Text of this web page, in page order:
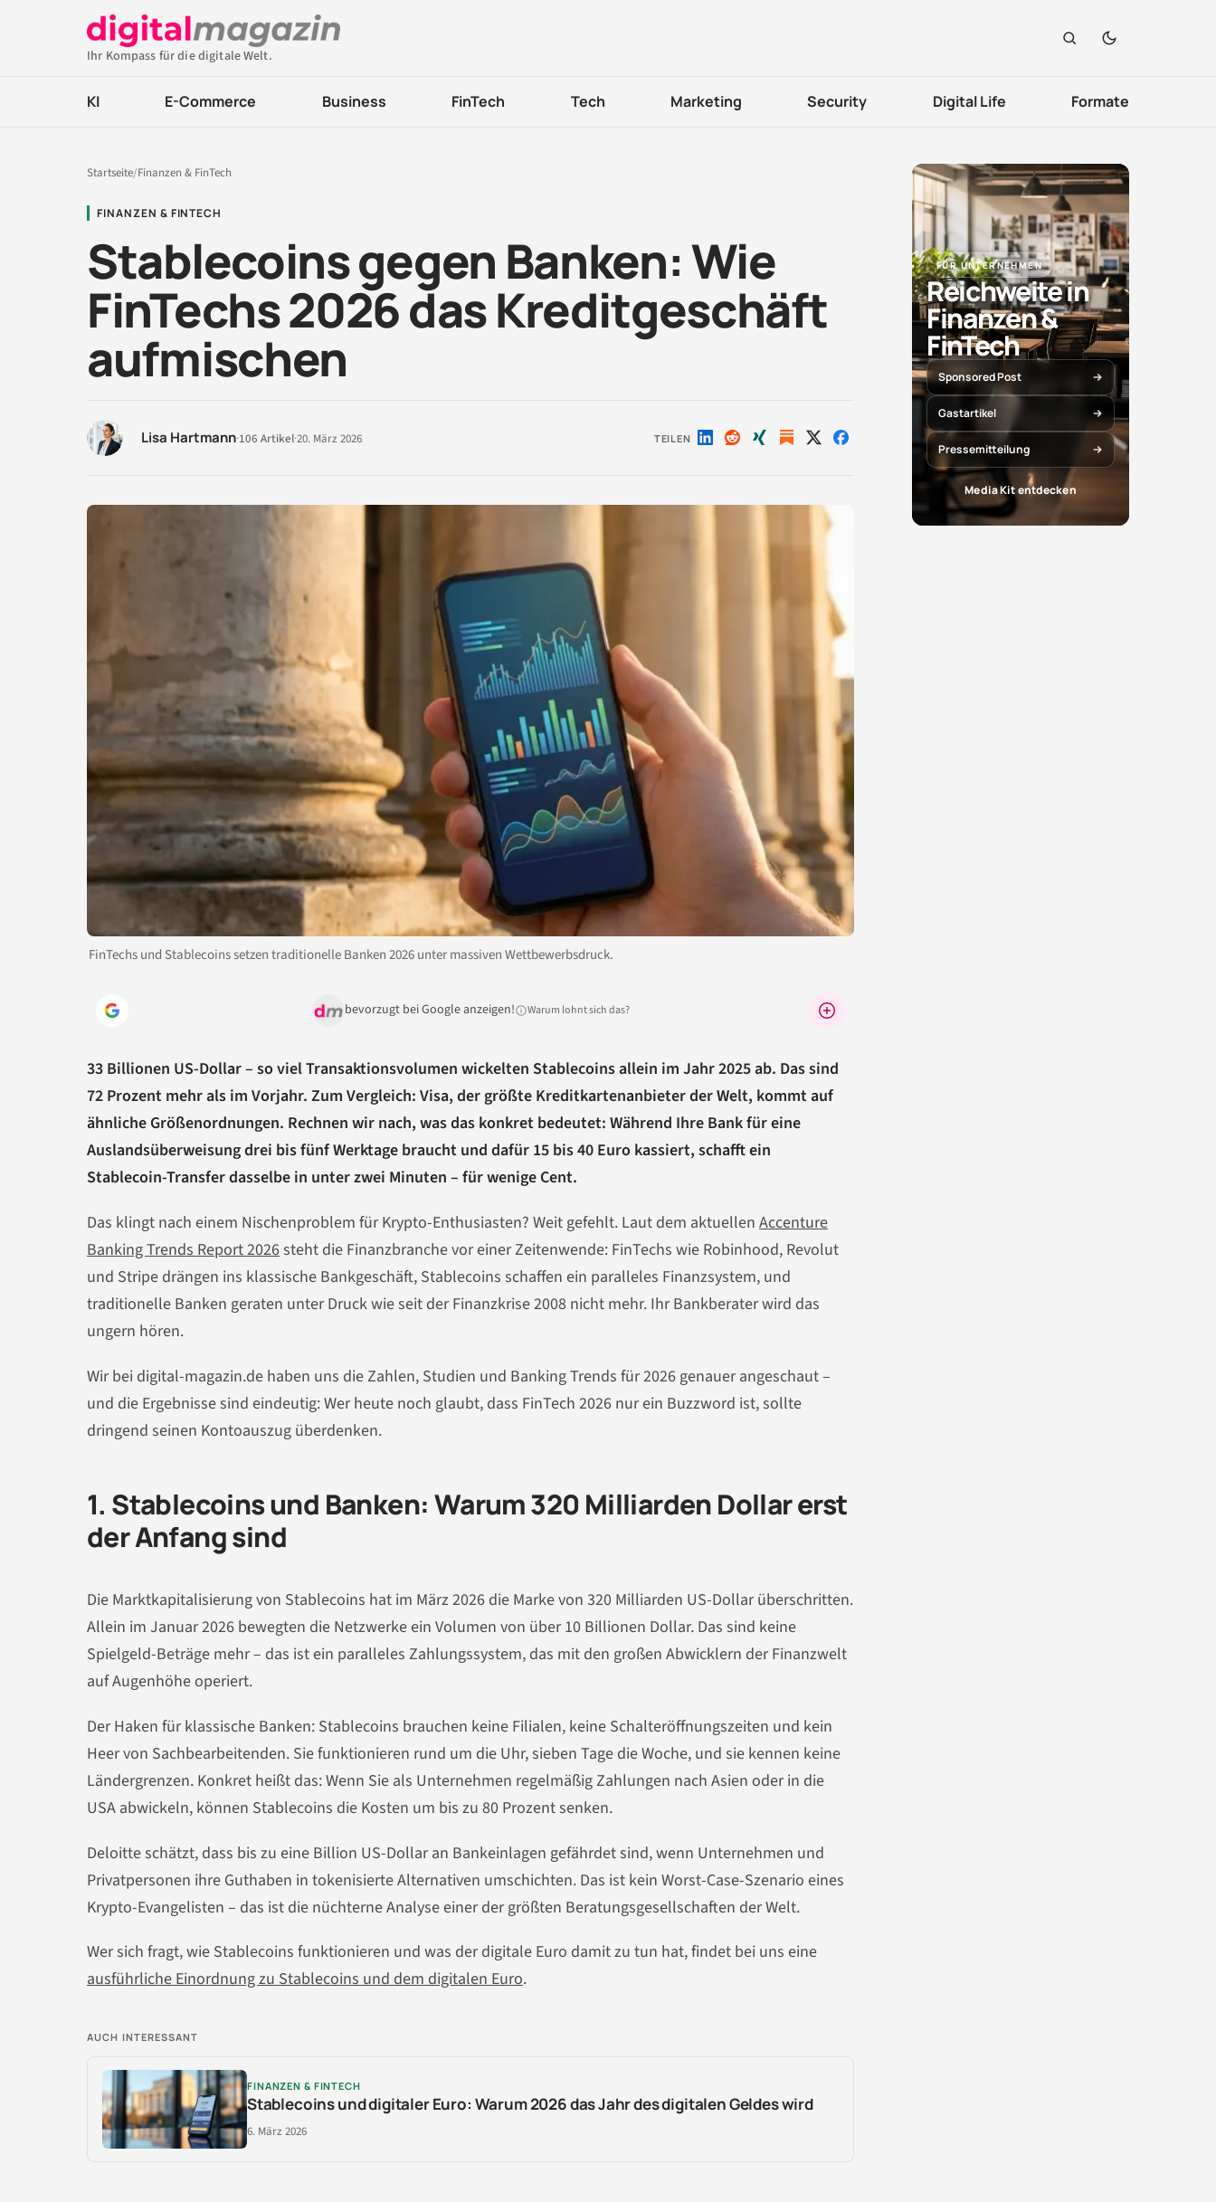
Ihr Kompass für die digitale Welt.
KI E-Commerce Business FinTech Tech Marketing Security Digital Life Formate
Startseite/Finanzen & FinTech
FINANZEN & FINTECH
Stablecoins gegen Banken: Wie
FinTechs 2026 das Kreditgeschäft
aufmischen
Lisa Hartmann·106 Artikel·20. März 2026 TEILEN Auf Auf Auf Auf Auf
FinTechs und Stablecoins setzen traditionelle Banken 2026 unter massiven Wettbewerbsdruck.
bevorzugt bei Google anzeigen! Warum lohnt sich das?
33 Billionen US-Dollar – so viel Transaktionsvolumen wickelten Stablecoins allein im Jahr 2025 ab. Das sind
72 Prozent mehr als im Vorjahr. Zum Vergleich: Visa, der größte Kreditkartenanbieter der Welt, kommt auf
ähnliche Größenordnungen. Rechnen wir nach, was das konkret bedeutet: Während Ihre Bank für eine
Auslandsüberweisung drei bis fünf Werktage braucht und dafür 15 bis 40 Euro kassiert, schafft ein
Stablecoin-Transfer dasselbe in unter zwei Minuten – für wenige Cent.
Das klingt nach einem Nischenproblem für Krypto-Enthusiasten? Weit gefehlt. Laut dem aktuellen Accenture
Banking Trends Report 2026steht die Finanzbranche vor einer Zeitenwende: FinTechs wie Robinhood, Revolut
und Stripe drängen ins klassische Bankgeschäft, Stablecoins schaffen ein paralleles Finanzsystem, und
traditionelle Banken geraten unter Druck wie seit der Finanzkrise 2008 nicht mehr. Ihr Bankberater wird das
ungern hören.
Wir bei digital-magazin.de haben uns die Zahlen, Studien und Banking Trends für 2026 genauer angeschaut –
und die Ergebnisse sind eindeutig: Wer heute noch glaubt, dass FinTech 2026 nur ein Buzzword ist, sollte
dringend seinen Kontoauszug überdenken.
1. Stablecoins und Banken: Warum 320 Milliarden Dollar erst
der Anfang sind
Die Marktkapitalisierung von Stablecoins hat im März 2026 die Marke von 320 Milliarden US-Dollar überschritten.
Allein im Januar 2026 bewegten die Netzwerke ein Volumen von über 10 Billionen Dollar. Das sind keine
Spielgeld-Beträge mehr – das ist ein paralleles Zahlungssystem, das mit den großen Abwicklern der Finanzwelt
auf Augenhöhe operiert.
Der Haken für klassische Banken: Stablecoins brauchen keine Filialen, keine Schalteröffnungszeiten und kein
Heer von Sachbearbeitenden. Sie funktionieren rund um die Uhr, sieben Tage die Woche, und sie kennen keine
Ländergrenzen. Konkret heißt das: Wenn Sie als Unternehmen regelmäßig Zahlungen nach Asien oder in die
USA abwickeln, können Stablecoins die Kosten um bis zu 80 Prozent senken.
Deloitte schätzt, dass bis zu eine Billion US-Dollar an Bankeinlagen gefährdet sind, wenn Unternehmen und
Privatpersonen ihre Guthaben in tokenisierte Alternativen umschichten. Das ist kein Worst-Case-Szenario eines
Krypto-Evangelisten – das ist die nüchterne Analyse einer der größten Beratungsgesellschaften der Welt.
Wer sich fragt, wie Stablecoins funktionieren und was der digitale Euro damit zu tun hat, findet bei uns eine
ausführliche Einordnung zu Stablecoins und dem digitalen Euro.
AUCH INTERESSANT
FINANZEN & FINTECH
Stablecoins und digitaler Euro: Warum 2026 das Jahr des digitalen Geldes wird
6. März 2026
FÜR UNTERNEHMEN
Reichweite in
Finanzen &
FinTech
Sponsored Post
Gastartikel
Pressemitteilung
Media Kit entdecken